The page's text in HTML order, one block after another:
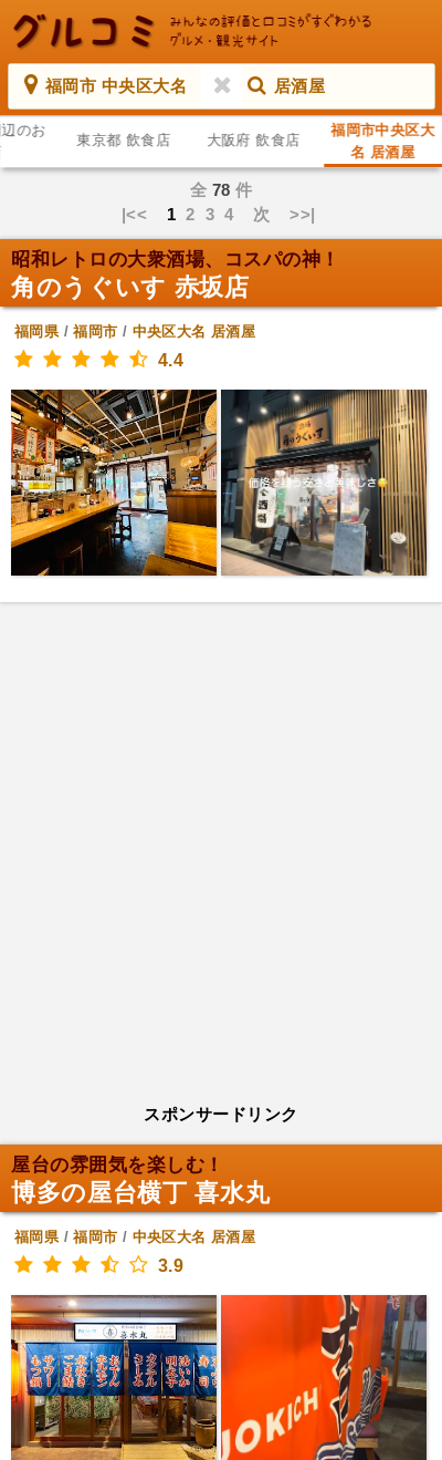
福岡市 中央区大名 居酒屋
のお
東京都 飲食店 大阪府 飲食店
福岡市中央区大
名 居酒屋
全 78 件
|<< 12 3 4 次 >>|
昭和レトロの大衆酒場、コスパの神！
角のうぐいす 赤坂店
福岡県/福岡市 / 中央区大名 居酒屋
4.4
スポンサードリンク
屋台の雰囲気を楽しむ！
博多の屋台横丁 喜水丸
福岡県/福岡市 / 中央区大名 居酒屋
3.9